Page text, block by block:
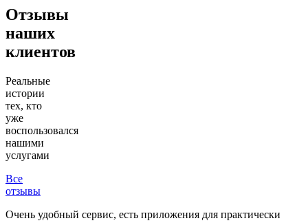
Отзывы
наших
клиентов
Реальные
истории
тех, кто
уже
воспользовался
нашими
услугами
Все
отзывы
Очень удобный сервис, есть приложения для практически